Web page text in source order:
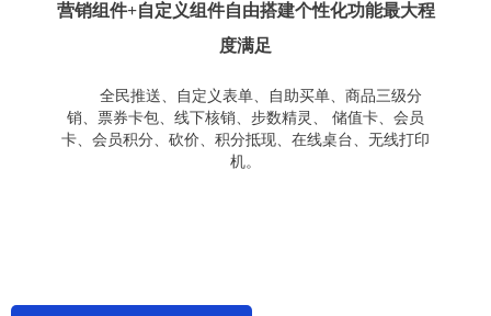
营销组件+自定义组件自由搭建个性化功能最大程
度满足
全民推送、自定义表单、自助买单、商品三级分
销、票券卡包、线下核销、步数精灵、 储值卡、会员
卡、会员积分、砍价、积分抵现、在线桌台、无线打印
机。